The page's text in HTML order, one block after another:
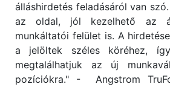
álláshirdetés feladásáról van
az oldal, jól kezelhető az
munkáltatói felület is. A
a jelöltek széles köréhez,
megtalálhatjuk az új
pozíciókra." - Angstrom